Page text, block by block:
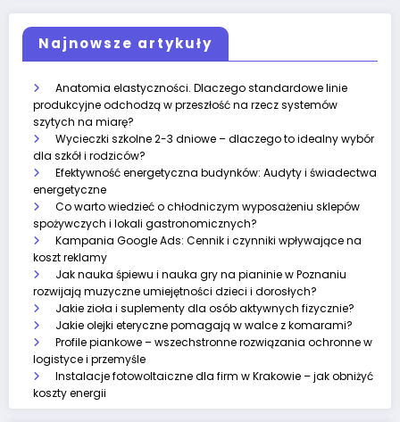
Najnowsze artykuły
Anatomia elastyczności. Dlaczego standardowe linie
produkcyjne odchodzą w przeszłość na rzecz systemów
szytych na miarę?
Wycieczki szkolne 2-3 dniowe – dlaczego to idealny wybór
dla szkół i rodziców?
Efektywność energetyczna budynków: Audyty i świadectwa
energetyczne
Co warto wiedzieć o chłodniczym wyposażeniu sklepów
spożywczych i lokali gastronomicznych?
Kampania Google Ads: Cennik i czynniki wpływające na
koszt reklamy
Jak nauka śpiewu i nauka gry na pianinie w Poznaniu
rozwijają muzyczne umiejętności dzieci i dorosłych?
Jakie zioła i suplementy dla osób aktywnych fizycznie?
Jakie olejki eteryczne pomagają w walce z komarami?
Profile piankowe – wszechstronne rozwiązania ochronne w
logistyce i przemyśle
Instalacje fotowoltaiczne dla firm w Krakowie – jak obniżyć
koszty energii